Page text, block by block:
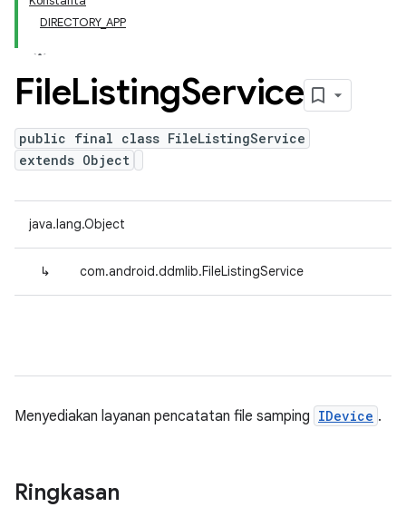
DIRECTORY_APP
FileListingService
public final class FileListingService
extends Object
java.lang.Object
↳ com.android.ddmlib.FileListingService
Menyediakan layanan pencatatan file samping IDevice .
Ringkasan